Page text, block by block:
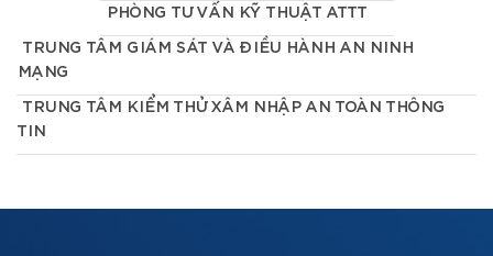
PHÒNG TƯ VẤN KỸ THUẬT ATTT
TRUNG TÂM GIÁM SÁT VÀ ĐIỀU HÀNH AN NINH
MẠNG
TRUNG TÂM KIỂM THỬ XÂM NHẬP AN TOÀN THÔNG
TIN